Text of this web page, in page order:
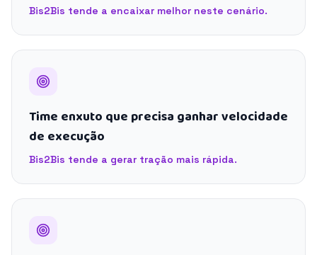
Bis2Bis tende a encaixar melhor neste cenário.
Time enxuto que precisa ganhar velocidade
de execução
Bis2Bis tende a gerar tração mais rápida.